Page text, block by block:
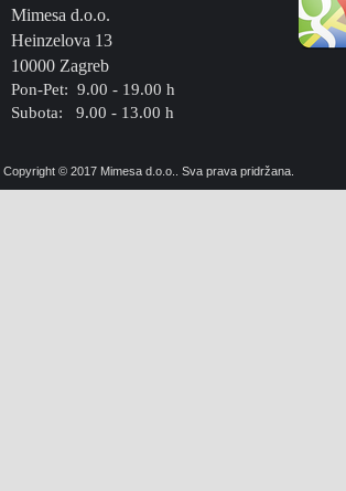
Copyright © 2017 Mimesa d.o.o.. Sva prava pridržana.
Mimesa d.o.o.
Heinzelova 13
10000 Zagreb
Pon-Pet: 9.00 - 19.00 h
Subota: 9.00 - 13.00 h